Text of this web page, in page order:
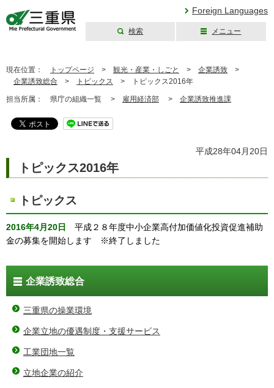
Foreign Languages
検索 メニュー
現在位置： トップページ > 観光・産業・しごと > 企業誘致 >
企業誘致総合 > トピックス > トピックス2016年
担当所属： 県庁の組織一覧 > 雇用経済部 > 企業誘致推進課
平成28年04月20日
トピックス2016年
トピックス
2016年4月20日
平成２８年度中小企業高付加価値化投資促進補助
金の募集を開始します ※終了しました
企業誘致総合
三重県の操業環境
企業立地の優遇制度・支援サービス
工業団地一覧
立地企業の紹介